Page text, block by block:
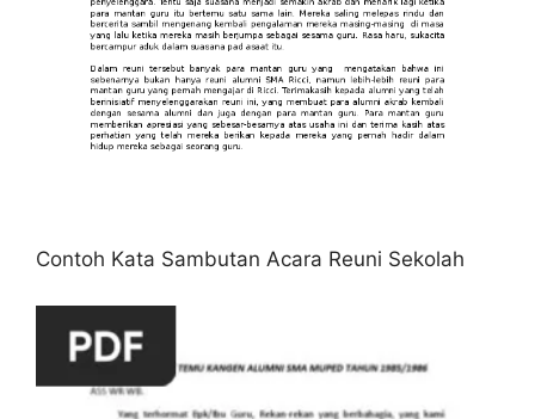
Contoh Kata Sambutan Acara Reuni Sekolah